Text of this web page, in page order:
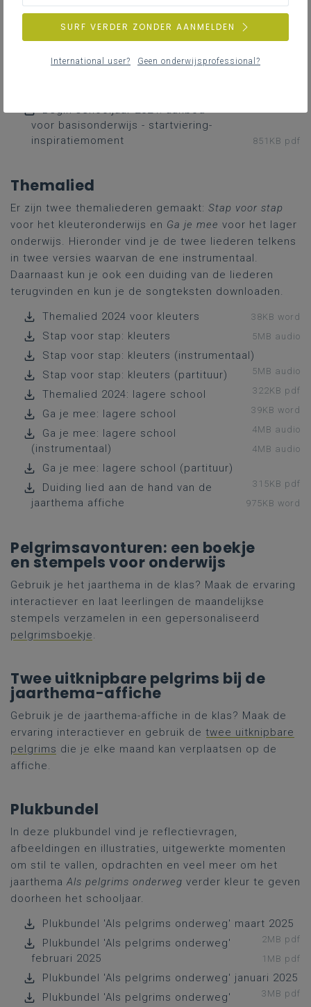
Startviering/inspiratiemoment
De startviering kun je hieronder terugvinden in zowel
Begin schooljaar 2024: aanbod
voor basisonderwijs - startviering-
inspiratiemoment
851KB pdf
Themalied
Er zijn twee themaliederen gemaakt: Stap voor stap
voor het kleuteronderwijs en Ga je mee voor het lager
onderwijs. Hieronder vind je de twee liederen telkens
in twee versies waarvan de ene instrumentaal.
Daarnaast kun je ook een duiding van de liederen
terugvinden en kun je de songteksten downloaden.
Themalied 2024 voor kleuters
38KB word
Stap voor stap: kleuters 5MB audio
Stap voor stap: kleuters (instrumentaal)
5MB audio
Stap voor stap: kleuters (partituur)
322KB pdf
Themalied 2024: lagere school
39KB word
Ga je mee: lagere school
4MB audio
Ga je mee: lagere school
(instrumentaal)
4MB audio
Ga je mee: lagere school (partituur)
315KB pdf
Duiding lied aan de hand van de
jaarthema affiche
975KB word
Pelgrimsavonturen: een boekje
en stempels voor onderwijs
Gebruik je het jaarthema in de klas? Maak de ervaring
interactiever en laat leerlingen de maandelijkse
stempels verzamelen in een gepersonaliseerd
pelgrimsboekje.
Twee uitknipbare pelgrims bij de
jaarthema-affiche
Gebruik je de jaarthema-affiche in de klas? Maak de
ervaring interactiever en gebruik de twee uitknipbare
pelgrims die je elke maand kan verplaatsen op de
affiche.
Plukbundel
In deze plukbundel vind je reflectievragen,
afbeeldingen en illustraties, uitgewerkte momenten
om stil te vallen, opdrachten en veel meer om het
jaarthemaAls pelgrims onderweg verder kleur te geven
doorheen het schooljaar.
Plukbundel 'Als pelgrims onderweg' maart 2025
2MB pdf
Plukbundel 'Als pelgrims onderweg'
februari 2025
1MB pdf
Plukbundel 'Als pelgrims onderweg' januari 2025
3MB pdf
Plukbundel 'Als pelgrims onderweg'
SURF VERDER ZONDER AANMELDEN
International user? Geen onderwijsprofessional?